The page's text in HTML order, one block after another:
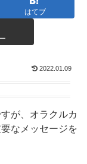
はてブ
2022.01.09
が、オラクルカ
なメッセージを